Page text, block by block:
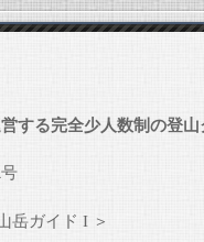
する完全少人数制の登山
号
岳ガイド I ＞